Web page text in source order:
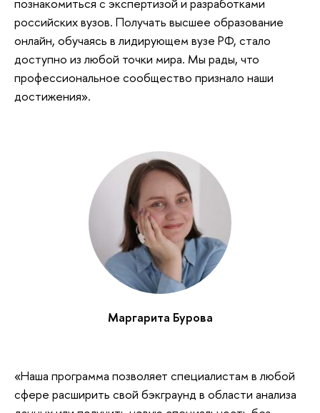
российских вузов. Получать высшее образование
онлайн, обучаясь в лидирующем вузе РФ, стало
доступно из любой точки мира. Мы рады, что
профессиональное сообщество признало наши
достижения».
Маргарита Бурова
«Наша программа позволяет специалистам в любой
сфере расширить свой бэкграунд в области анализа